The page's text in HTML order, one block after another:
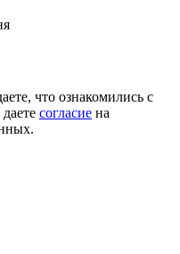
что ознакомились с
согласие на